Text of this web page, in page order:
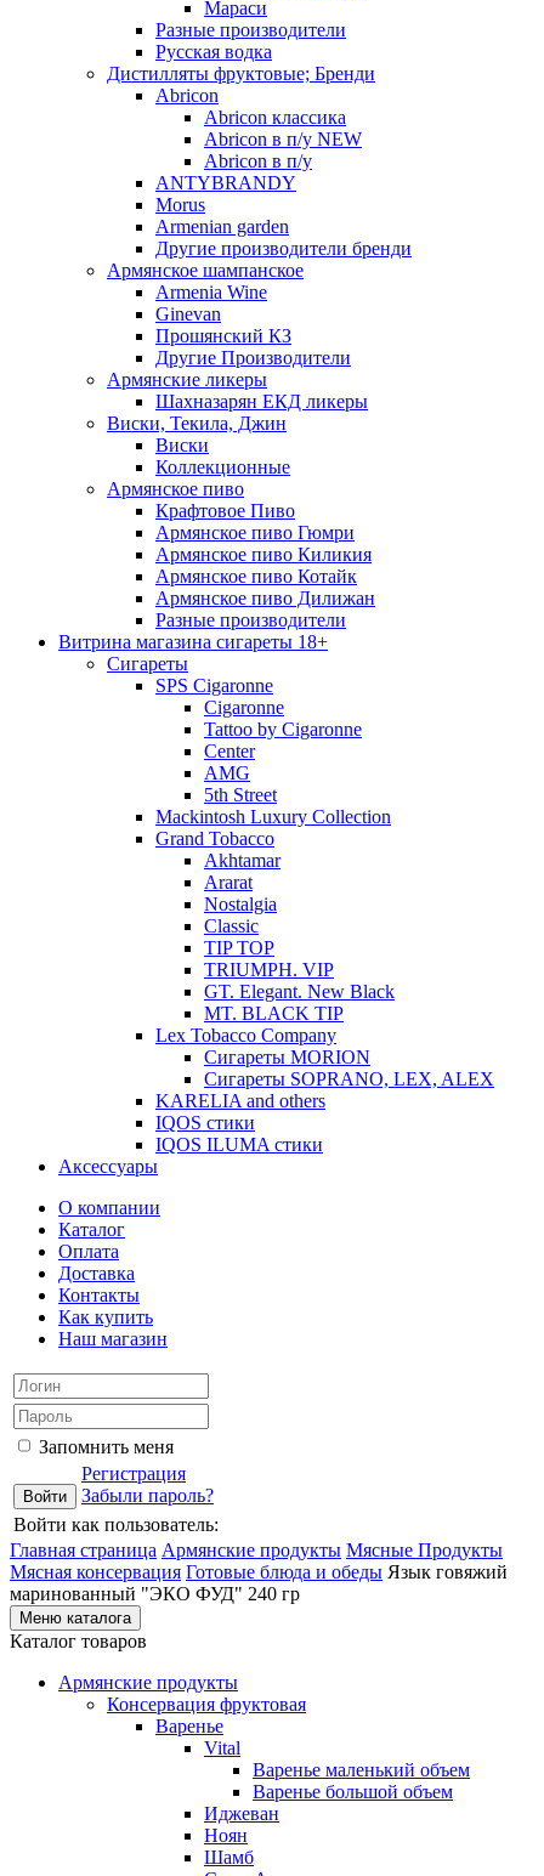
Мараси
Разные производители
Русская водка
Дистилляты фруктовые; Бренди
Abricon
Abricon классика
Abricon в п/у NEW
Abricon в п/у
ANTYBRANDY
Morus
Armenian garden
Другие производители бренди
Армянское шампанское
Armenia Wine
Ginevan
Прошянский КЗ
Другие Производители
Армянские ликеры
Шахназарян ЕКД ликеры
Виски, Текила, Джин
Виски
Коллекционные
Армянское пиво
Крафтовое Пиво
Армянское пиво Гюмри
Армянское пиво Киликия
Армянское пиво Котайк
Армянское пиво Дилижан
Разные производители
Витрина магазина сигареты 18+
Cигареты
SPS Cigaronne
Сigaronne
Tattoo by Cigaronne
Center
AMG
5th Street
Mackintosh Luxury Collection
Grand Tobacco
Akhtamar
Ararat
Nostalgia
Classic
TIP TOP
TRIUMPH. VIP
GT. Elegant. New Black
MT. BLACK TIP
Lex Tobacco Company
Сигареты MORION
Сигареты SOPRANO, LEX, ALEX
KARELIA and others
IQOS стики
IQOS ILUMA стики
Аксессуары
О компании
Каталог
Оплата
Доставка
Контакты
Как купить
Наш магазин
Запомнить меня
Регистрация
Забыли пароль?
Войти как пользователь:
Главная страница Армянские продукты Мясные Продукты
Мясная консервация Готовые блюда и обеды Язык говяжий
маринованный "ЭКО ФУД" 240 гр
Меню каталога
Каталог товаров
Армянские продукты
Консервация фруктовая
Варенье
Vital
Варенье маленький объем
Варенье большой объем
Иджеван
Ноян
Шамб